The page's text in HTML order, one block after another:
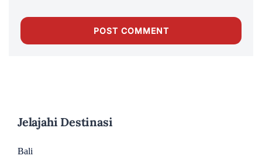
Jelajahi Destinasi
Bali